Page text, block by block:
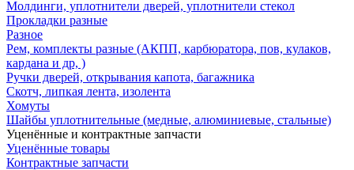
Молдинги, уплотнители дверей, уплотнители стекол
Прокладки разные
Разное
Рем, комплекты разные (АКПП, карбюратора, пов, кулаков,
кардана и др, )
Ручки дверей, открывания капота, багажника
Скотч, липкая лента, изолента
Хомуты
Шайбы уплотнительные (медные, алюминиевые, стальные)
Уценённые и контрактные запчасти
Уценённые товары
Контрактные запчасти